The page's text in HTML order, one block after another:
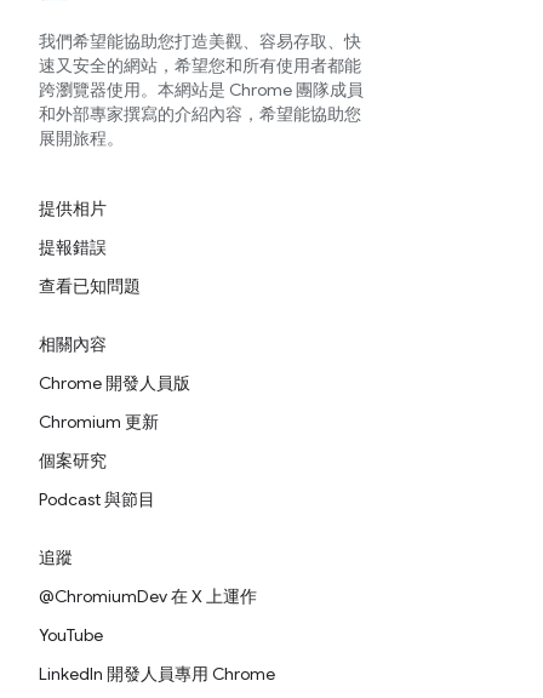
我們希望能協助您打造美觀、容易存取、快
速又安全的網站，希望您和所有使用者都能
跨瀏覽器使用。本網站是 Chrome 團隊成員
和外部專家撰寫的介紹內容，希望能協助您
展開旅程。
提供相片
提報錯誤
查看已知問題
相關內容
Chrome 開發人員版
Chromium 更新
個案研究
Podcast 與節目
追蹤
@ChromiumDev 在 X 上運作
YouTube
LinkedIn 開發人員專用 Chrome